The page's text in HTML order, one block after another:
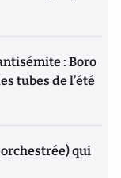
: Boro
tubes de l’été
qui